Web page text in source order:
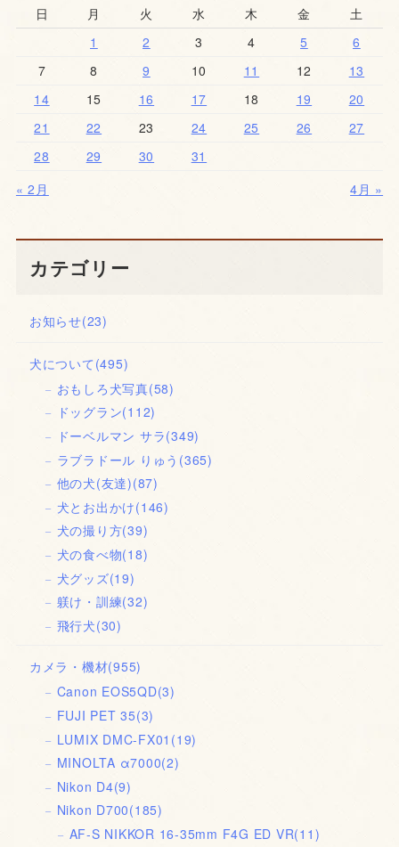
日
月 火 水 木 金
土
1
2 3 4 5
6
7
8 9 10 11 12
13
14
15 16 17 18 19
20
21
22 23 24 25 26
27
28
29 30
31
« 2月
4月 »
カテゴリー
お知らせ(23)
犬について (495)
おもしろ犬写真(58)
ドッグラン(112)
ドーベルマン サラ(349)
ラブラドール りゅう (365)
他の犬(友達)(87)
犬とお出かけ(146)
犬の撮り方(39)
犬の食べ物(18)
犬グッズ(19)
躾け・訓練(32)
飛行犬(30)
カメラ・機材(955)
Canon EOS5QD(3)
FUJI PET 35(3)
LUMIX DMC-FX01 (19)
MINOLTA α7000(2)
Nikon D4(9)
Nikon D700(185)
AF-S NIKKOR 16-35mm F4G ED VR(11)